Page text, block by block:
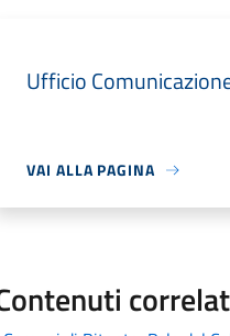
Ufficio
VAI ALLA PAGINA